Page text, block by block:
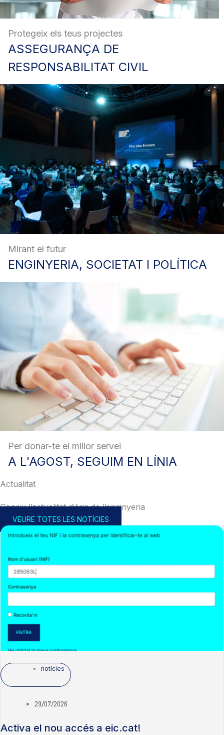
Protegeix els teus projectes
ASSEGURANÇA DE
RESPONSABILITAT CIVIL
Mirant el futur
ENGINYERIA, SOCIETAT I POLÍTICA
Per donar-te el millor servei
A L'AGOST, SEGUIM EN LÍNIA
Actualitat
Coneix l’actualitat diària de l’enginyeria
VEURE TOTES LES NOTÍCIES
notícies
29/07/2026
Activa el nou accés a eic.cat!